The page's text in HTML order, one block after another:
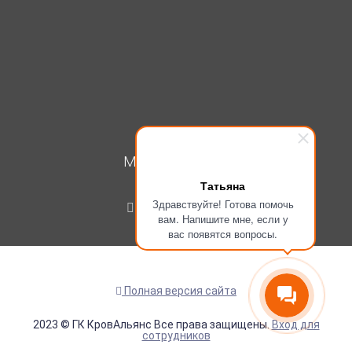
Татьяна
Здравствуйте! Готова помочь
вам. Напишите мне, если у
вас появятся вопросы.
МОЙ КАБИНЕТ
Регистрация
Полная версия сайта
2023 © ГК КровАльянс Все права защищены. Вход для
сотрудников